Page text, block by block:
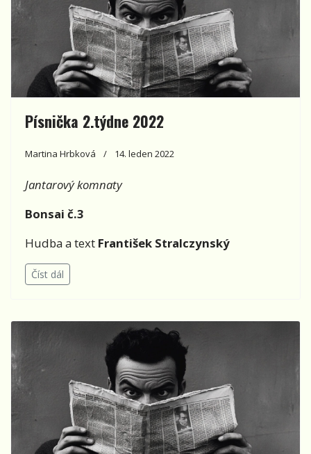
Písnička 2.týdne 2022
Martina Hrbková 14. leden 2022
Jantarový komnaty
Bonsai č.3
Hudba a text František Stralczynský
Číst dál